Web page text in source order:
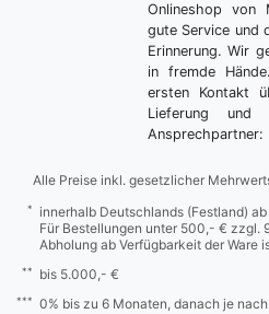
Onlineshop von
gute Service und
Erinnerung. Wir
in fremde
ersten Kontakt
Lieferung und
Ansprechpartner:
Alle Preise inkl. gesetzlicher
*
innerhalb Deutschlands (Festland)
Für Bestellungen unter 500,- € zzgl.
Abholung ab Verfügbarkeit der Ware
** bis 5.000,- €
*** 0% bis zu 6 Monaten, danach je